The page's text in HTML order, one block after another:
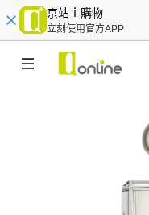
京站ｉ購物
立刻使用官方APP